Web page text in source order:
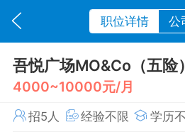
职位详情 公
吾悦广场MO&Co（五险）
4000~10000元/月
招5人 经验不限 学历